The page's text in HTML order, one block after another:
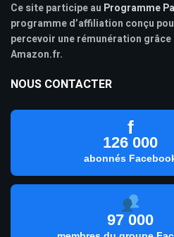
Ce site participe au Programme
programme d’affiliation conçu
percevoir une rémunération
Amazon.fr.
NOUS CONTACTER
f
126 000
abonnés
97 000